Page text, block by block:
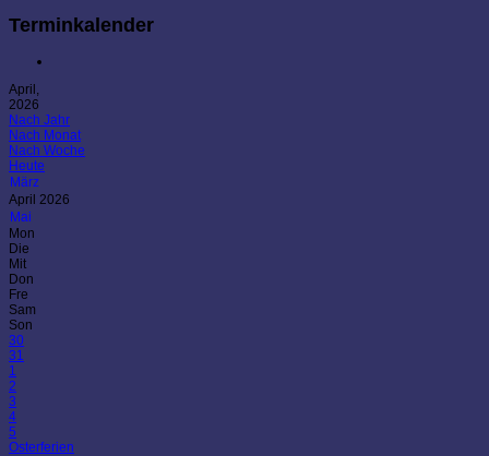
Terminkalender
April,
2026
Nach Jahr
Nach Monat
Nach Woche
Heute
März
April 2026
Mai
Mon
Die
Mit
Don
Fre
Sam
Son
30
31
1
2
3
4
5
Osterferien